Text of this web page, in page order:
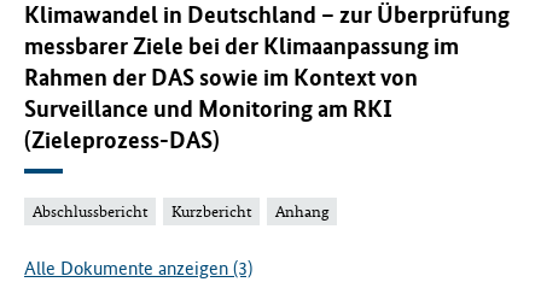
Klimawandel in Deutschland – zur Überprüfung
messbarer Ziele bei der Klimaanpassung im
Rahmen der DAS sowie im Kontext von
Surveillance und Monitoring am RKI
(Zieleprozess-DAS)
Abschlussbericht Kurzbericht Anhang
Alle Dokumente anzeigen (3)